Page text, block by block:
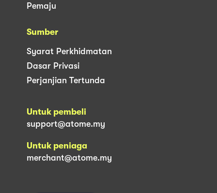
Pemaju
Sumber
Syarat Perkhidmatan
Dasar Privasi
Perjanjian Tertunda
Untuk pembeli
support@atome.my
Untuk peniaga
merchant@atome.my